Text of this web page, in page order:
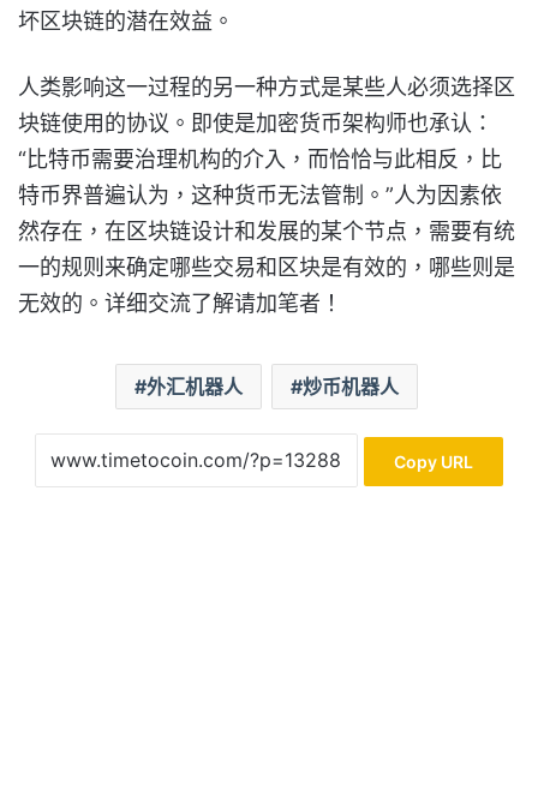
坏区块链的潜在效益。
人类影响这一过程的另一种方式是某些人必须选择区
块链使用的协议。即使是加密货币架构师也承认：
“比特币需要治理机构的介入，而恰恰与此相反，比
特币界普遍认为，这种货币无法管制。”人为因素依
然存在，在区块链设计和发展的某个节点，需要有统
一的规则来确定哪些交易和区块是有效的，哪些则是
无效的。详细交流了解请加笔者！
外汇机器人 炒币机器人
Copy URL